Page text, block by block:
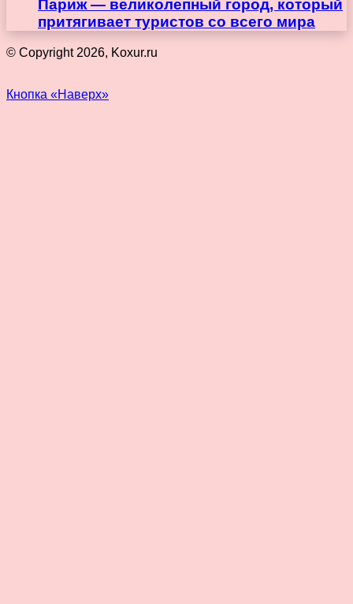
Париж — великолепный город, который
притягивает туристов со всего мира
© Copyright 2026, Koxur.ru
Кнопка «Наверх»